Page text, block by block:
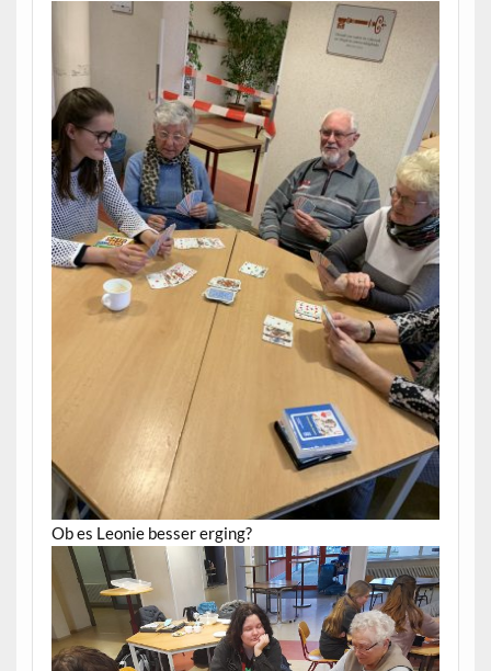
Ob es Leonie besser erging?